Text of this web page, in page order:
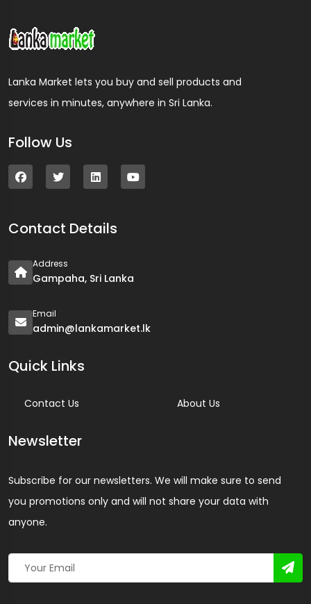
Lanka Market lets you buy and sell products and
services in minutes, anywhere in Sri Lanka.
Follow Us
Contact Details
Address
Gampaha, Sri Lanka
Email
admin@lankamarket.lk
Quick Links
Contact Us About Us
Newsletter
Subscribe for our newsletters. We will make sure to send
you promotions only and will not share your data with
anyone.